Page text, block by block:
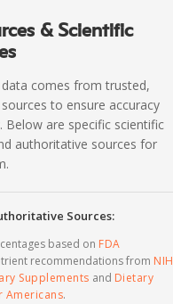
& Scientific
comes from trusted,
to ensure accuracy
Below are specific scientific
authoritative sources for
Sources:
based on FDA
recommendations from NIH
Supplements and Dietary
Americans.